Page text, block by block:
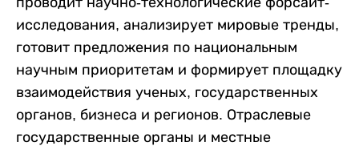
исследования, анализирует мировые тренды,
готовит предложения по национальным
научным приоритетам и формирует площадку
взаимодействия ученых, государственных
органов, бизнеса и регионов. Отраслевые
государственные органы и местные